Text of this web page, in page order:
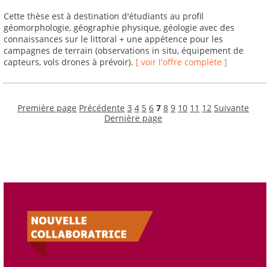
Cette thèse est à destination d'étudiants au profil
géomorphologie, géographie physique, géologie avec des
connaissances sur le littoral + une appétence pour les
campagnes de terrain (observations in situ, équipement de
capteurs, vols drones à prévoir). [ voir l'offre complète ]
Première page Précédente 3 4 5 6 7 8 9 10 11 12 Suivante
Dernière page